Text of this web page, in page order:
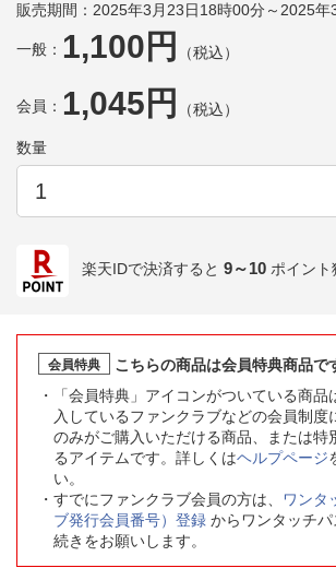
販売期間：2025年3月23日18時00分～2025
一般： 1,100円 （税込）
会員： 1,045円 （税込）
数量
楽天IDで決済すると 9～10 ポイント
会員特典
こちらの商品は会員特典商品で
「会員特典」アイコンがついている商
入しているファンクラブなどの会員制度
のみがご購入いただける商品、または特
るアイテムです。詳しくはヘルプページ
い。
すでにファンクラブ会員の方は、
ワンタ
ブ発行会員番号）登録 からワンタッチ
続きをお願いします。